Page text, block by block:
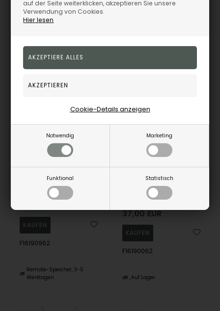
auf der Seite weiterklicken, akzeptieren Sie unsere
Verwendung von Cookies.
Hier lesen
Notwendig Marketing
Funktional Statistisch
Cookie-Details anzeigen
20451965900
Werktagen
Støvring Design
F16190962
Remote-Speicher, 3-5
Werktagen
Støvring Design
37,00 EUR
F16190062
Auf Lager